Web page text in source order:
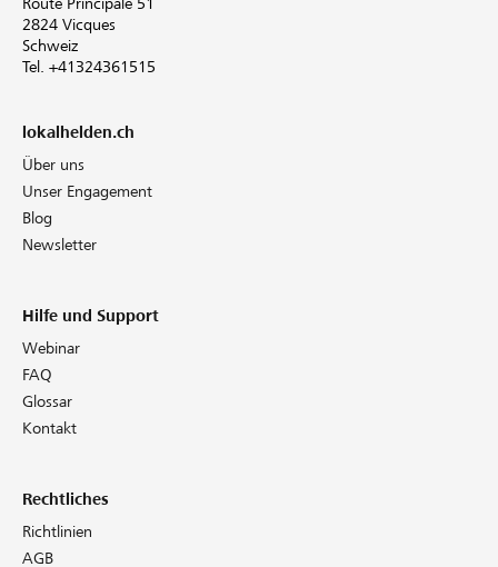
2824 Vicques
Schweiz
Tel. +41324361515
lokalhelden.ch
Über uns
Unser Engagement
Blog
Newsletter
Hilfe und Support
Webinar
FAQ
Glossar
Kontakt
Rechtliches
Richtlinien
AGB